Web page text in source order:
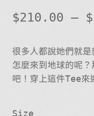
$210.00 – $
很多人都說她們就
怎麼來到地球的呢
吧！穿上這件Tee來
Size